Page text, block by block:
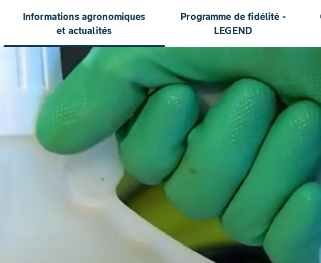
Informations agronomiques
et actualités
Programme de fidélité -
LEGEND